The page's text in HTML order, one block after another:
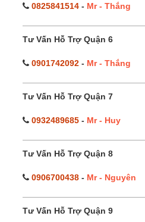
0825841514 - Mr - Thắng
Tư Vấn Hỗ Trợ Quận 6
0901742092 - Mr - Thắng
Tư Vấn Hỗ Trợ Quận 7
0932489685 - Mr - Huy
Tư Vấn Hỗ Trợ Quận 8
0906700438 - Mr - Nguyên
Tư Vấn Hỗ Trợ Quận 9